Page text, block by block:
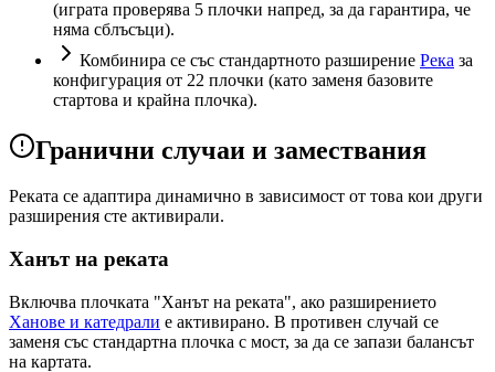
(играта проверява 5 плочки напред, за да гарантира, че
няма сблъсъци).
Комбинира се със стандартното разширение Река за
конфигурация от 22 плочки (като заменя базовите
стартова и крайна плочка).
Гранични случаи и замествания
Реката се адаптира динамично в зависимост от това кои други
разширения сте активирали.
Ханът на реката
Включва плочката "Ханът на реката", ако разширението
Ханове и катедрали е активирано. В противен случай се
заменя със стандартна плочка с мост, за да се запази балансът
на картата.